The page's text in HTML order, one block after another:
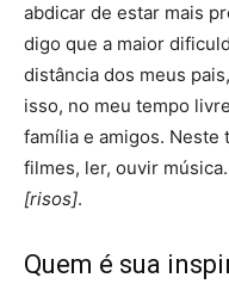
abdicar de estar mais
digo que a maior
distância dos meus
isso, no meu tempo
família e amigos. Neste
filmes, ler, ouvir
[risos].
Quem é sua